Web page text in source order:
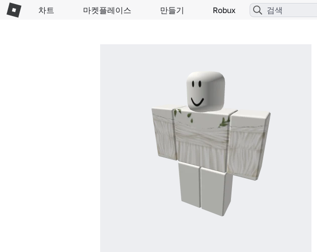
차트 마켓플레이스 만들기 Robux